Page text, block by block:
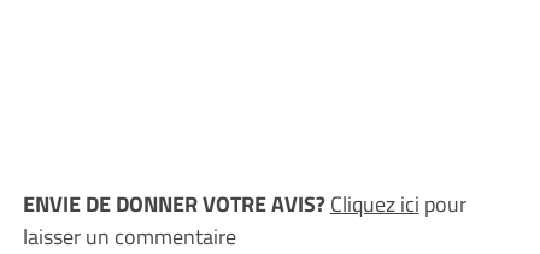
ENVIE DE DONNER VOTRE AVIS?Cliquez ici pour
laisser un commentaire